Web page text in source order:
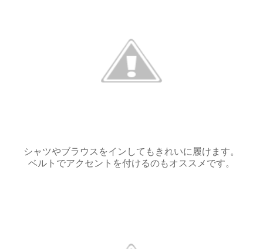
シャツやブラウスをインしてもきれいに履けます。
ベルトでアクセントを付けるのもオススメです。